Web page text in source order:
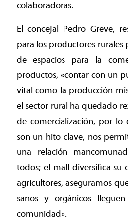
colaboradoras.
El concejal Pedro Greve,
para los productores rurales
de espacios para la
productos, «contar con un
vital como la producción
el sector rural ha quedado
de comercialización, por lo
son un hito clave, nos
una relación
todos; el mall diversifica su
agricultores, aseguramos
sanos y orgánicos
comunidad».